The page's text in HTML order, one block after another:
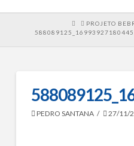
HOMEPROJETO
PEDRO SANTANA 27/11/